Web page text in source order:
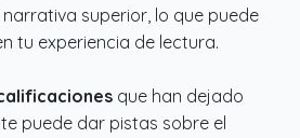
superior, lo que puede
tu experiencia de lectura.
que han dejado
puede dar pistas sobre el